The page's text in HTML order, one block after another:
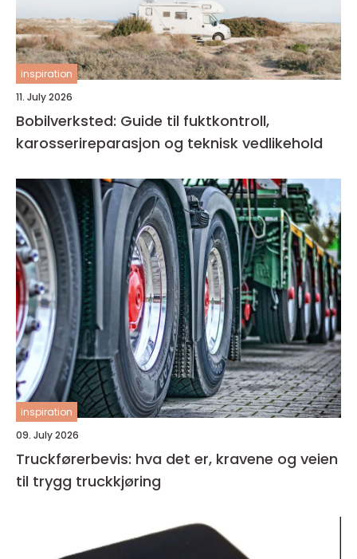
inspiration
11. July 2026
Bobilverksted: Guide til fuktkontroll,
karosserireparasjon og teknisk vedlikehold
inspiration
09. July 2026
Truckførerbevis: hva det er, kravene og veien
til trygg truckkjøring